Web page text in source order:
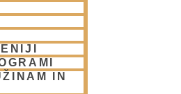
IN